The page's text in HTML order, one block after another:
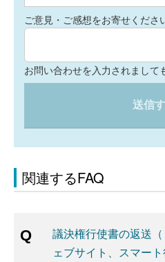
ご意見・ご感想をお寄せくださ
お問い合わせを入力されまして
送信
関連するFAQ
議決権行使書の返送
ェブサイト、スマー